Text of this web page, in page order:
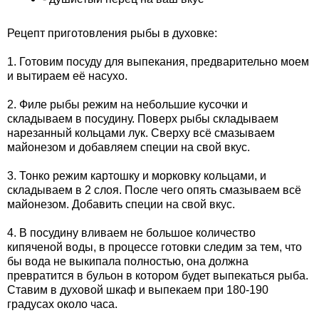
Рецепт приготовления рыбы в духовке:
1. Готовим посуду для выпекания, предварительно моем
и вытираем её насухо.
2. Филе рыбы режим на небольшие кусочки и
складываем в посудину. Поверх рыбы складываем
нарезанный кольцами лук. Сверху всё смазываем
майонезом и добавляем специи на свой вкус.
3. Тонко режим картошку и морковку кольцами, и
складываем в 2 слоя. После чего опять смазываем всё
майонезом. Добавить специи на свой вкус.
4. В посудину вливаем не большое количество
кипяченой воды, в процессе готовки следим за тем, что
бы вода не выкипала полностью, она должна
превратится в бульон в котором будет выпекаться рыба.
Ставим в духовой шкаф и выпекаем при 180-190
градусах около часа.